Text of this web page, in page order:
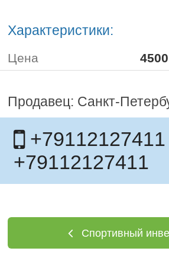
Характеристики:
Цена
Продавец: Санкт-
+79112127411
+79112127411
Спортивный